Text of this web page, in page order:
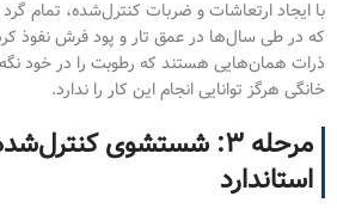
با ایجاد ارتعاشات و ضربات کنترل‌شده، تمام
که در طی سال‌ها در عمق تار و پود فرش نفوذ
ذرات همان‌هایی هستند که رطوبت را در خود
خانگی هرگز توانایی انجام این کار را ندارد.
مرحله ۳: شستشوی
استاندارد